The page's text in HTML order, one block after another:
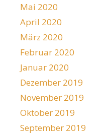
Mai 2020
April 2020
März 2020
Februar 2020
Januar 2020
Dezember 2019
November 2019
Oktober 2019
September 2019